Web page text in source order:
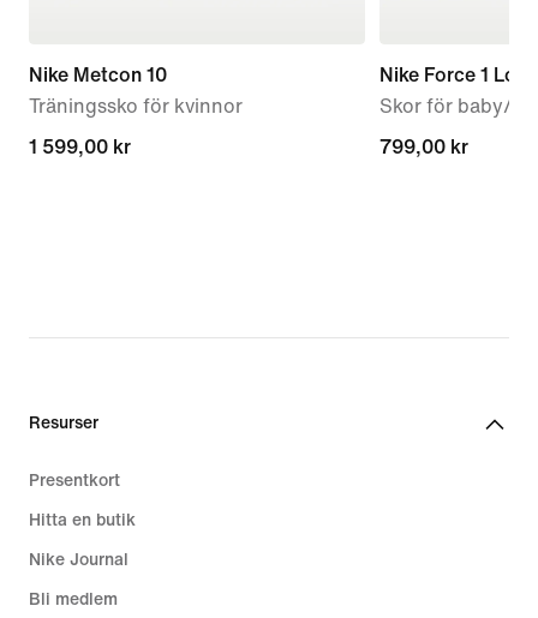
Nike Metcon 10
Träningssko för kvinnor
1 599,00 kr
1 599,00 kr
Nike Force 1 Low
Skor för baby/
799,00 kr
799,00 kr
Resurser
Presentkort
Hitta en butik
Nike Journal
Bli medlem